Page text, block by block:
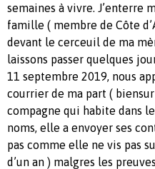
semaines à vivre. J’enterre
famille ( membre de Côte
devant le cerceuil de ma
laissons passer quelques
11 septembre 2019, nous
courrier de ma part (
compagne qui habite dans
noms, elle a envoyer ses
pas comme elle ne vis pas
d’un an ) malgres les